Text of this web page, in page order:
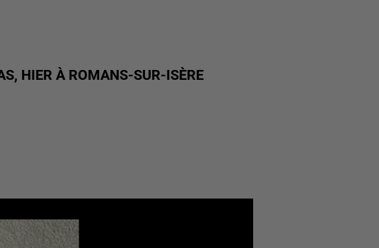
HIER À ROMANS-SUR-ISÈRE